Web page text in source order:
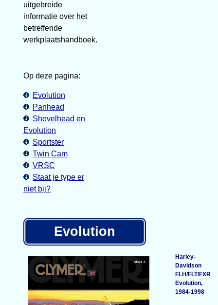
uitgebreide
informatie over het
betreffende
werkplaatshandboek.
Op deze pagina:
Evolution
Panhead
Shovelhead en
Evolution
Sportster
Twin Cam
VRSC
Staat je type er
niet bij?
Evolution
Harley-
Davidson
FLH/FLT/FXR
Evolution,
1984-1998